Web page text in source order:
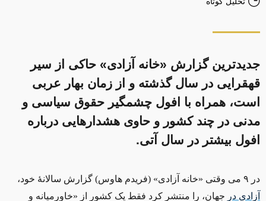
جدیدترین گزارش «خانه آزادی» حاکی از سیر
قهقرایی در سال گذشته و از زمان بهار عربی
است، همراه با افول چشمگیر حقوق سیاسی و
مدنی در چند کشور و حاوی هشدارهایی درباره
افول بیشتر در سال آتی.
در ۹ می وقتی «خانه آزادی» (فریدم هاوس) گزارش سالانهٔ خود،
آزادی در جهان، را منتشر کرد فقط یک کشور از «خاورمیانه و